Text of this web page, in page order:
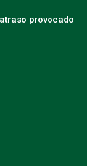
provocado